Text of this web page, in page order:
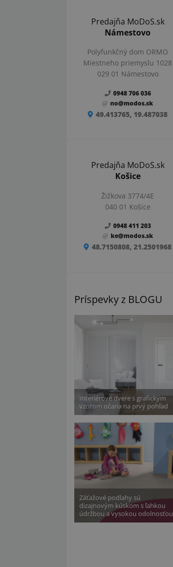
Predajňa MoDoS.sk
Námestovo
Polyfunkčný dom ORMO
Miestneho priemyslu 1028
029 01 Námestovo
0948 706 036
no@modos.sk
49.413765, 19.487038
Predajňa MoDoS.sk
Košice
Žižkova 3774/4E
040 01 Košice
0948 411 203
ke@modos.sk
48.7150808, 21.2501968
Príspevky z BLOGU
Interiérové dvere s grafickým
vzorom očaria na prvý pohľad
Záťažové podlahy sú
dizajnovým kúskom s ľahkou
údržbou a vysokou odolnosťou